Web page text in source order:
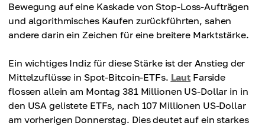
Bewegung auf eine Kaskade von Stop-Loss-Aufträgen
und algorithmisches Kaufen zurückführten, sahen
andere darin ein Zeichen für eine breitere Marktstärke.
Ein wichtiges Indiz für diese Stärke ist der Anstieg der
Mittelzuflüsse in Spot-Bitcoin-ETFs. Laut Farside
flossen allein am Montag 381 Millionen US-Dollar in in
den USA gelistete ETFs, nach 107 Millionen US-Dollar
am vorherigen Donnerstag. Dies deutet auf ein starkes